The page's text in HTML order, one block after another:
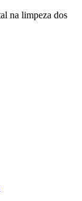
na limpeza dos